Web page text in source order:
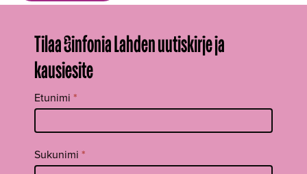
Tilaa Sinfonia Lahden uutiskirje ja
kausiesite
Tilaa
uutiskirje
footer FI
Etunimi *
Sukunimi *